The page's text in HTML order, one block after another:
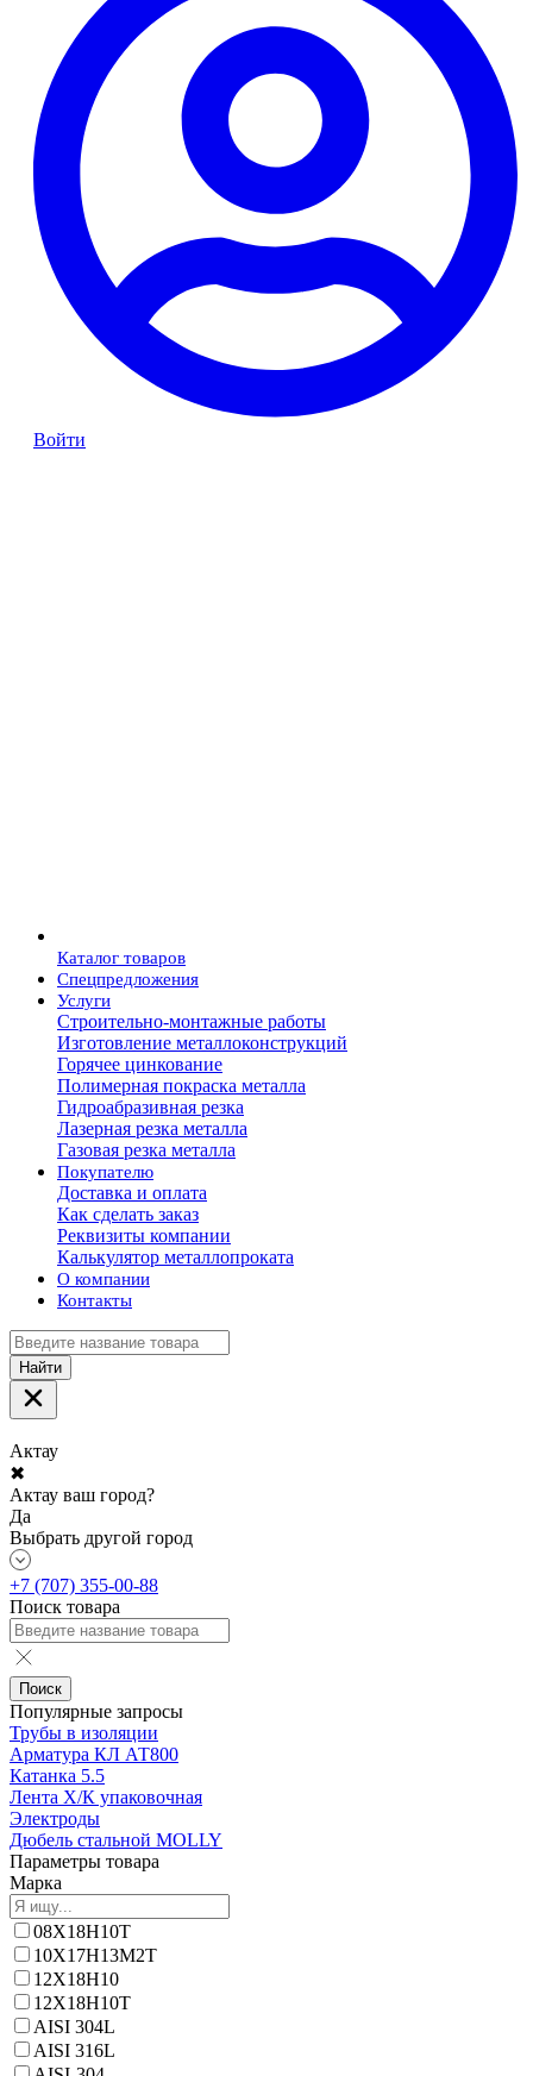
Войти
Каталог товаров
Спецпредложения
Услуги
Строительно-монтажные работы
Изготовление металлоконструкций
Горячее цинкование
Полимерная покраска металла
Гидроабразивная резка
Лазерная резка металла
Газовая резка металла
Покупателю
Доставка и оплата
Как сделать заказ
Реквизиты компании
Калькулятор металлопроката
О компании
Контакты
Найти
Актау
✖
Актау ваш город?
Да
Выбрать другой город
+7 (707) 355-00-88
Поиск товара
Поиск
Популярные запросы
Трубы в изоляции
Арматура КЛ АТ800
Катанка 5.5
Лента Х/К упаковочная
Электроды
Дюбель стальной MOLLY
Параметры товара
Марка
08Х18Н10Т
10Х17Н13М2Т
12Х18Н10
12Х18Н10Т
AISI 304L
AISI 316L